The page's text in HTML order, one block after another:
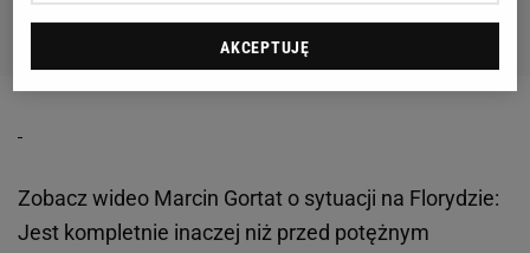
Zobacz wideo Marcin Gortat o sytuacji na Florydzie:
Jest kompletnie inaczej niż przed potężnym
AKCEPTUJĘ